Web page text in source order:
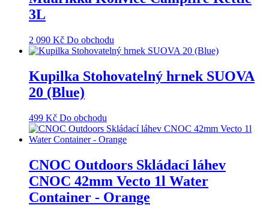
3L
2 090 Kč Do obchodu
Kupilka Stohovatelný hrnek SUOVA
20 (Blue)
499 Kč Do obchodu
CNOC Outdoors Skládací láhev
CNOC 42mm Vecto 1l Water
Container - Orange